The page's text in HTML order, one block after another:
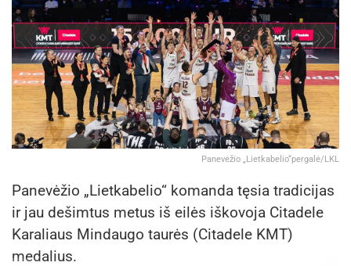
Panevėžio „Lietkabelio“pergalė/LKL
Panevėžio „Lietkabelio“ komanda tęsia tradicijas
ir jau dešimtus metus iš eilės iškovoja Citadele
Karaliaus Mindaugo taurės (Citadele KMT)
medalius.